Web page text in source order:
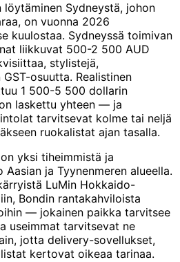
löytäminen Sydneystä, johon
on vuonna 2026
kuulostaa. Sydneyssä toimivan
liikkuvat 500-2 500 AUD
stylistejä,
osuutta. Realistinen
1 500-5 500 dollarin
laskettu yhteen — ja
tarvitsevat kolme tai neljä
ruokalistat ajan tasalla.
yksi tiheimmistä ja
ja Tyynenmeren alueella.
LuMin Hokkaido-
Bondin rantakahviloista
— jokainen paikka tarvitsee
useimmat tarvitsevat ne
jotta delivery-sovellukset,
kertovat oikeaa tarinaa.